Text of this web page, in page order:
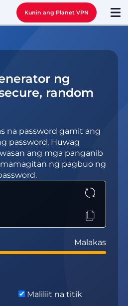
Kunin ang Planet VPN
ng
random
na password gamit ang
password. Huwag
ang mga panganib
ng pagbuo ng
Malakas
Maliliit na titik